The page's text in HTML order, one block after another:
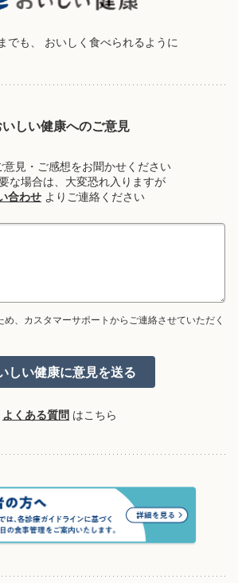
でも、 おいしく食べられるように
いしい健康へのご意見
意見・ご感想をお聞かせください
な場合は、大変恐れ入りますが
合わせ よりご連絡ください
、カスタマーサポートからご連絡させていただく
よくある質問 はこちら